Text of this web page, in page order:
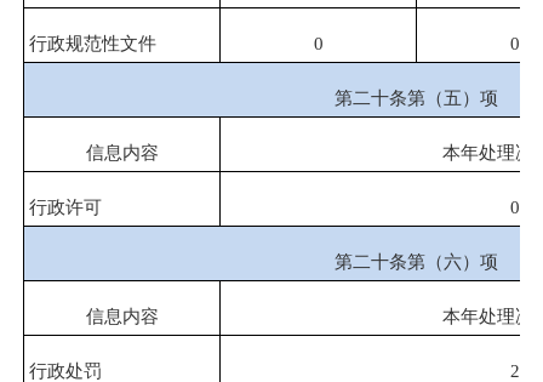
行政规范性文件 0 0
第二十条第（五）项
信息内容 本年处理决
行政许可 0
第二十条第（六）项
信息内容 本年处理决
行政处罚 2